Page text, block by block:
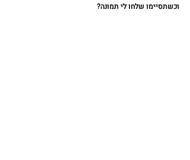
וכשתסיימו שלחו לי תמונה?⁠